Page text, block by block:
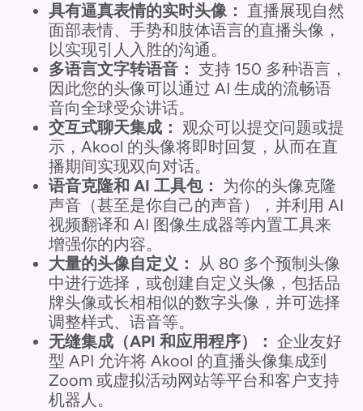
具有逼真表情的实时头像： 直播展现自然
面部表情、手势和肢体语言的直播头像，
以实现引人入胜的沟通。
多语言文字转语音： 支持 150 多种语言，
因此您的头像可以通过 AI 生成的流畅语
音向全球受众讲话。
交互式聊天集成： 观众可以提交问题或提
示，Akool 的头像将即时回复，从而在直
播期间实现双向对话。
语音克隆和 AI 工具包： 为你的头像克隆
声音（甚至是你自己的声音），并利用 AI
视频翻译和 AI 图像生成器等内置工具来
增强你的内容。
大量的头像自定义：
从 80 多个预制头像
中进行选择，或创建自定义头像，包括品
牌头像或长相相似的数字头像，并可选择
调整样式、语音等。
无缝集成（API 和应用程序）： 企业友好
型 API 允许将 Akool 的直播头像集成到
Zoom 或虚拟活动网站等平台和客户支持
机器人。